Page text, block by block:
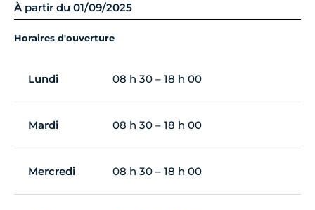
À partir du 01/09/2025
Horaires d'ouverture
Lundi 08 h 30 – 18 h 00
Mardi 08 h 30 – 18 h 00
Mercredi 08 h 30 – 18 h 00